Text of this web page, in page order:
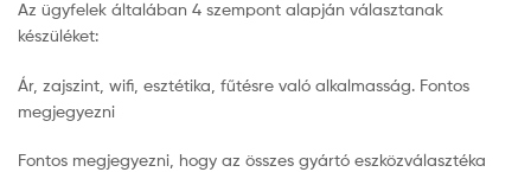
Az ügyfelek általában 4 szempont alapján választanak
készüléket:
Ár, zajszint, wifi, esztétika, fűtésre való alkalmasság. Fontos
megjegyezni
Fontos megjegyezni, hogy az összes gyártó eszközválasztéka